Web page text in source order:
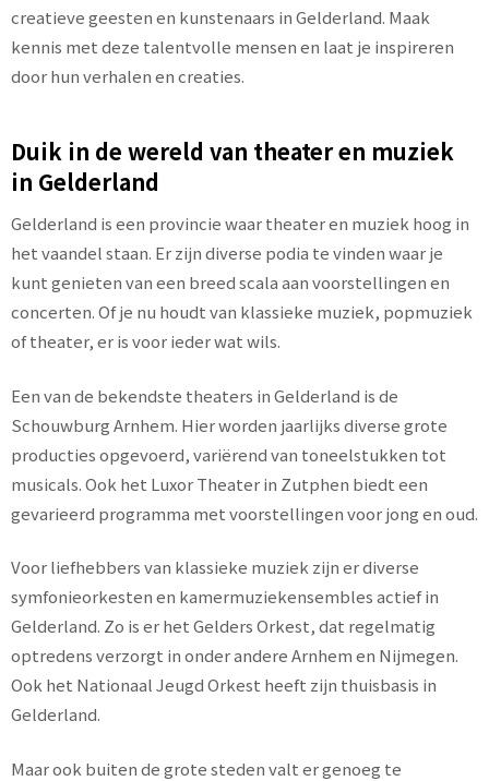
creatieve geesten en kunstenaars in Gelderland. Maak
kennis met deze talentvolle mensen en laat je inspireren
door hun verhalen en creaties.
Duik in de wereld van theater en muziek
in Gelderland
Gelderland is een provincie waar theater en muziek hoog in
het vaandel staan. Er zijn diverse podia te vinden waar je
kunt genieten van een breed scala aan voorstellingen en
concerten. Of je nu houdt van klassieke muziek, popmuziek
of theater, er is voor ieder wat wils.
Een van de bekendste theaters in Gelderland is de
Schouwburg Arnhem. Hier worden jaarlijks diverse grote
producties opgevoerd, variërend van toneelstukken tot
musicals. Ook het Luxor Theater in Zutphen biedt een
gevarieerd programma met voorstellingen voor jong en oud.
Voor liefhebbers van klassieke muziek zijn er diverse
symfonieorkesten en kamermuziekensembles actief in
Gelderland. Zo is er het Gelders Orkest, dat regelmatig
optredens verzorgt in onder andere Arnhem en Nijmegen.
Ook het Nationaal Jeugd Orkest heeft zijn thuisbasis in
Gelderland.
Maar ook buiten de grote steden valt er genoeg te